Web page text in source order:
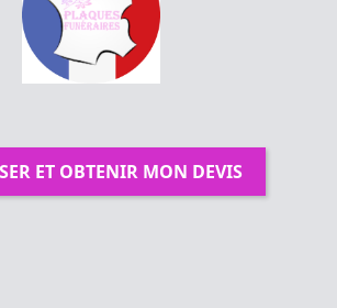
ET OBTENIR MON DEVIS